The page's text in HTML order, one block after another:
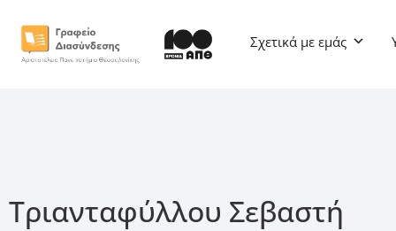
Σχετικά με εμάς
Τριανταφύλλου Σεβαστή